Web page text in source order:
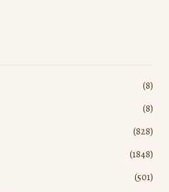
(8)
(8)
(828)
(1848)
(501)